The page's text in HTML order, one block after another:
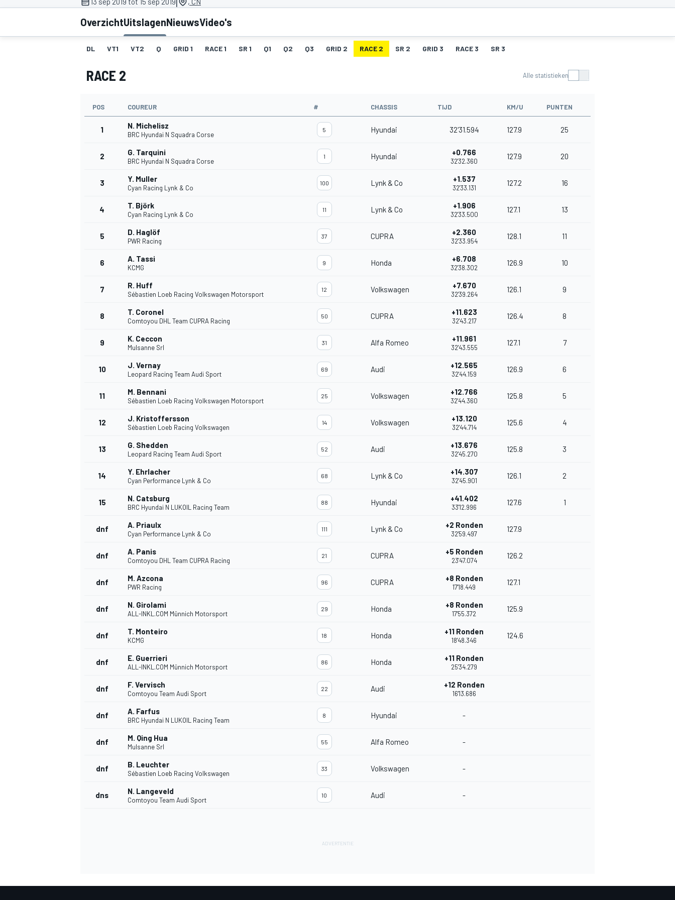
MOTOGP
INDYCAR
DTM
OverzichtUitslagenNieuwsVideo's
DL VT1 VT2 Q GRID 1 RACE 1 SR 1 Q1 Q2 Q3 GRID 2 RACE 2 SR 2 GRID 3 RACE 3 SR 3
RACE 2 Alle statistieken
POS COUREUR # CHASSIS TIJD KM/U PUNTEN
1 N. Michelisz
BRC Hyundai N Squadra Corse
5 Hyundai 32'31.594 127.9 25
2 G. Tarquini
BRC Hyundai N Squadra Corse
1 Hyundai +0.766
32'32.360
127.9 20
3 Y. Muller
Cyan Racing Lynk & Co
100 Lynk & Co +1.537
32'33.131
127.2 16
4 T. Björk
Cyan Racing Lynk & Co
11 Lynk & Co +1.906
32'33.500
127.1 13
5 D. Haglöf
PWR Racing
37 CUPRA +2.360
32'33.954
128.1 11
6 A. Tassi
KCMG
9 Honda +6.708
32'38.302
126.9 10
7 R. Huff
Sébastien Loeb Racing Volkswagen Motorsport
12 Volkswagen +7.670
32'39.264
126.1 9
8 T. Coronel
Comtoyou DHL Team CUPRA Racing
50 CUPRA +11.623
32'43.217
126.4 8
9 K. Ceccon
Mulsanne Srl
31 Alfa Romeo +11.961
32'43.555
127.1 7
10 J. Vernay
Leopard Racing Team Audi Sport
69 Audi +12.565
32'44.159
126.9 6
11 M. Bennani
Sébastien Loeb Racing Volkswagen Motorsport
25 Volkswagen +12.766
32'44.360
125.8 5
12 J. Kristoffersson
Sébastien Loeb Racing Volkswagen
14 Volkswagen +13.120
32'44.714
125.6 4
13 G. Shedden
Leopard Racing Team Audi Sport
52 Audi +13.676
32'45.270
125.8 3
14 Y. Ehrlacher
Cyan Performance Lynk & Co
68 Lynk & Co +14.307
32'45.901
126.1 2
15 N. Catsburg
BRC Hyundai N LUKOIL Racing Team
88 Hyundai +41.402
33'12.996
127.6 1
dnf A. Priaulx
Cyan Performance Lynk & Co
111 Lynk & Co +2 Ronden
32'59.497
127.9
dnf A. Panis
Comtoyou DHL Team CUPRA Racing
21 CUPRA +5 Ronden
23'47.074
126.2
dnf M. Azcona
PWR Racing
96 CUPRA +8 Ronden
17'18.449
127.1
dnf N. Girolami
ALL-INKL.COM Münnich Motorsport
29 Honda +8 Ronden
17'55.372
125.9
dnf T. Monteiro
KCMG
18 Honda +11 Ronden
18'48.346
124.6
dnf E. Guerrieri
ALL-INKL.COM Münnich Motorsport
86 Honda +11 Ronden
25'34.279
dnf F. Vervisch
Comtoyou Team Audi Sport
22 Audi +12 Ronden
16'13.686
dnf A. Farfus
BRC Hyundai N LUKOIL Racing Team
8 Hyundai -
dnf M. Qing Hua
Mulsanne Srl
55 Alfa Romeo -
dnf B. Leuchter
Sébastien Loeb Racing Volkswagen
33 Volkswagen -
dns N. Langeveld
Comtoyou Team Audi Sport
10 Audi -